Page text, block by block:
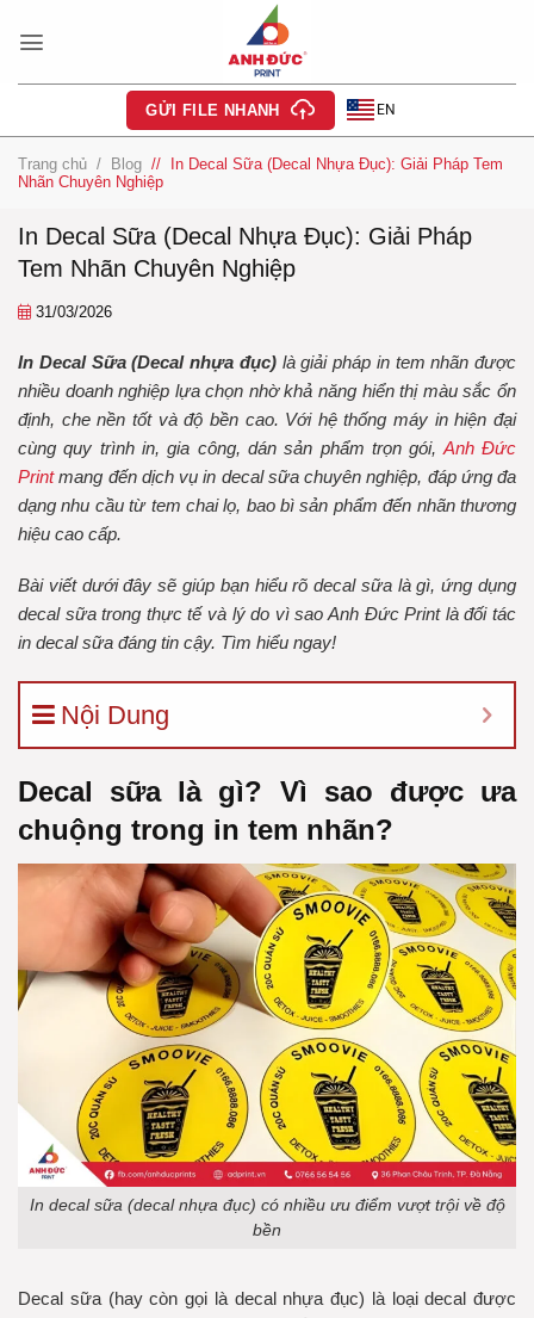
qua
GỬI FILE NHANH EN
Trang chủ / Blog /
In Decal Sữa (Decal Nhựa Đục): Giải Pháp Tem
Nhãn Chuyên Nghiệp
In Decal Sữa (Decal Nhựa Đục): Giải Pháp
Tem Nhãn Chuyên Nghiệp
31/03/2026
In Decal Sữa (Decal nhựa đục)là giải pháp in tem nhãn được
nhiều doanh nghiệp lựa chọn nhờ khả năng hiển thị màu sắc ổn
định, che nền tốt và độ bền cao. Với hệ thống máy in hiện đại
cùng quy trình in, gia công, dán sản phẩm trọn gói, Anh Đức
Printmang đến dịch vụ in decal sữa chuyên nghiệp, đáp ứng đa
dạng nhu cầu từ tem chai lọ, bao bì sản phẩm đến nhãn thương
hiệu cao cấp.
Bài viết dưới đây sẽ giúp bạn hiểu rõ decal sữa là gì, ứng dụng
decal sữa trong thực tế và lý do vì sao Anh Đức Print là đối tác
in decal sữa đáng tin cậy. Tìm hiểu ngay!
Nội Dung
Decal sữa là gì? Vì sao được ưa
chuộng trong in tem nhãn?
In decal sữa (decal nhựa đục) có nhiều ưu điểm vượt trội về độ
bền
Decal sữa (hay còn gọi là decal nhựa đục) là loại decal được